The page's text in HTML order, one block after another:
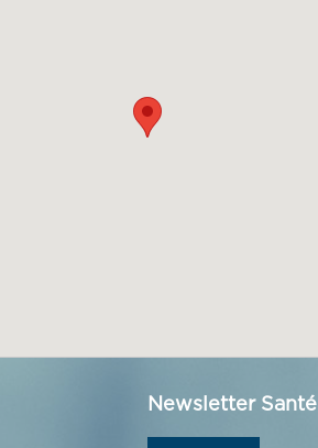
Newsletter Santé